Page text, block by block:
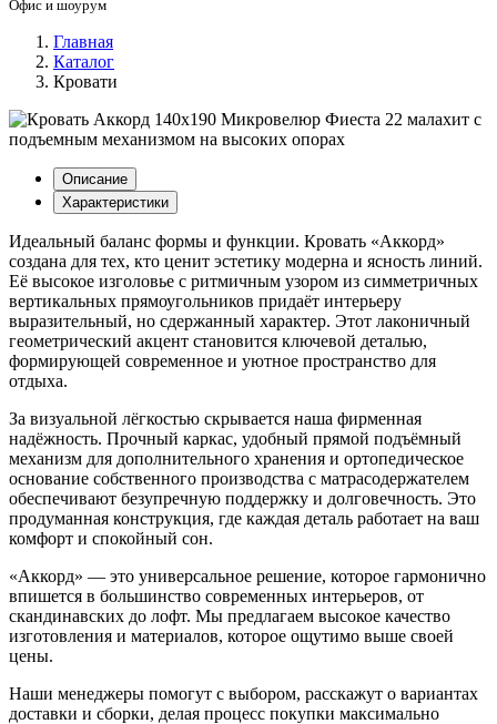
Офис и шоурум
Главная
Каталог
Кровати
Описание
Характеристики
Идеальный баланс формы и функции. Кровать «Аккорд»
создана для тех, кто ценит эстетику модерна и ясность линий.
Её высокое изголовье с ритмичным узором из симметричных
вертикальных прямоугольников придаёт интерьеру
выразительный, но сдержанный характер. Этот лаконичный
геометрический акцент становится ключевой деталью,
формирующей современное и уютное пространство для
отдыха.
За визуальной лёгкостью скрывается наша фирменная
надёжность. Прочный каркас, удобный прямой подъёмный
механизм для дополнительного хранения и ортопедическое
основание собственного производства с матрасодержателем
обеспечивают безупречную поддержку и долговечность. Это
продуманная конструкция, где каждая деталь работает на ваш
комфорт и спокойный сон.
«Аккорд» — это универсальное решение, которое гармонично
впишется в большинство современных интерьеров, от
скандинавских до лофт. Мы предлагаем высокое качество
изготовления и материалов, которое ощутимо выше своей
цены.
Наши менеджеры помогут с выбором, расскажут о вариантах
доставки и сборки, делая процесс покупки максимально